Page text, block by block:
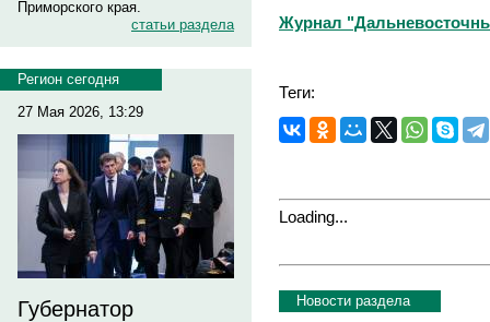
Приморского края.
статьи раздела
Регион сегодня
27 Мая 2026, 13:29
Губернатор
Журнал
Теги:
Loading...
Новости раздела